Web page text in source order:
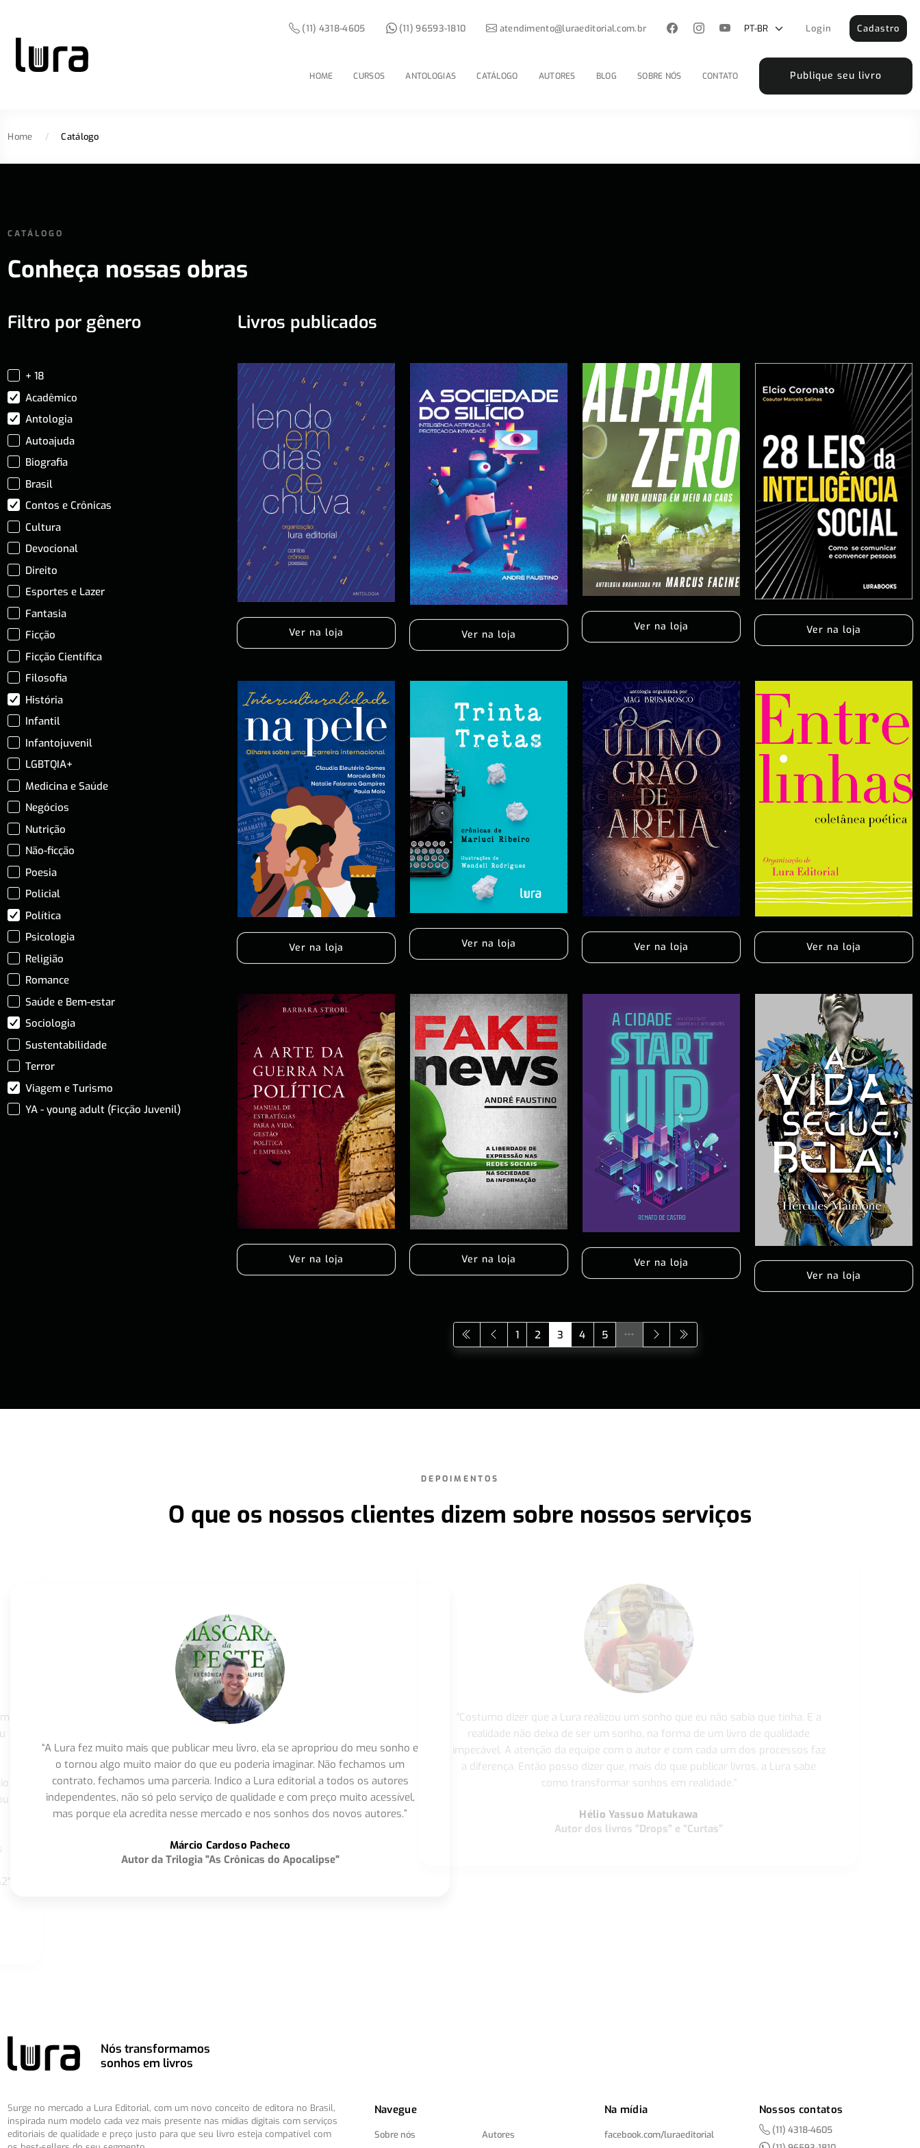
HOME CURSOS ANTOLOGIAS CATÁLOGO AUTORES BLOG SOBRE NÓS CONTATO Publique seu livro
(11) 4318-4605 (11) 96593-1810 atendimento@luraeditorial.com.br Login Cadastro
Home / Catálogo
CATÁLOGO
Conheça nossas obras
Filtro por gênero
+ 18
Acadêmico
Antologia
Autoajuda
Biografia
Brasil
Contos e Crônicas
Cultura
Devocional
Direito
Esportes e Lazer
Fantasia
Ficção
Ficção Científica
Filosofia
História
Infantil
Infantojuvenil
LGBTQIA+
Medicina e Saúde
Negócios
Nutrição
Não-ficção
Poesia
Policial
Política
Psicologia
Religião
Romance
Saúde e Bem-estar
Sociologia
Sustentabilidade
Terror
Viagem e Turismo
YA - young adult (Ficção Juvenil)
Livros publicados
Ver na loja Ver na loja
Ver na loja Ver na loja
Ver na loja Ver na loja Ver na loja Ver na loja
Ver na loja Ver na loja
Ver na loja
Ver na loja
1 2 3 4 5
DEPOIMENTOS
O que os nossos clientes dizem sobre nossos serviços
“A Lura fez muito mais que publicar meu livro, ela se apropriou do meu sonho e
o tornou algo muito maior do que eu poderia imaginar. Não fechamos um
contrato, fechamos uma parceria. Indico a Lura editorial a todos os autores
independentes, não só pelo serviço de qualidade e com preço muito acessível,
mas porque ela acredita nesse mercado e nos sonhos dos novos autores.”
Márcio Cardoso Pacheco
Autor da Trilogia "As Crônicas do Apocalipse"
"Costumo dizer que a Lura realizou um sonho que eu não sabia que tinha. E a
realidade não deixa de ser um sonho, na forma de um livro de qualidade
impecável. A atenção da equipe com o autor e com cada um dos processos faz
a diferença. Então posso dizer que, mais do que publicar livros, a Lura sabe
como transformar sonhos em realidade."
Hélio Yassuo Matukawa
Autor dos livros "Drops" e “Curtas”
Nós transformamos
sonhos em livros
Surge no mercado a Lura Editorial, com um novo conceito de editora no Brasil,
inspirada num modelo cada vez mais presente nas mídias digitais com serviços
editoriais de qualidade e preço justo para que seu livro esteja compatível com
Navegue
Sobre nós
Autores
Na mídia
facebook.com/luraeditorial
Nossos contatos
(11) 4318-4605